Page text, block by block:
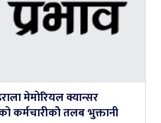
मेमोरियल क्यान्सर
कर्मचारीकोे तलब भुक्तानी